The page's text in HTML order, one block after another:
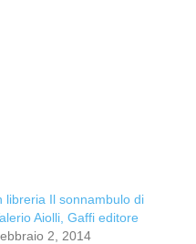
libreria Il sonnambulo di
Aiolli, Gaffi editore
2, 2014